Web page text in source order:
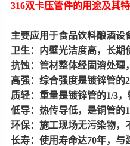
316双卡压管件的用途及其
主要应用于食品饮料酿酒
卫生：内壁光洁度高，长
抗蚀：管材整体经固溶处理
高强：综合强度是镀锌管的
质轻：重量是镀锌管的1/3
低导：热传导低，是铜管的
环保：施工现场无污染物，
长寿：使用寿命达70年，